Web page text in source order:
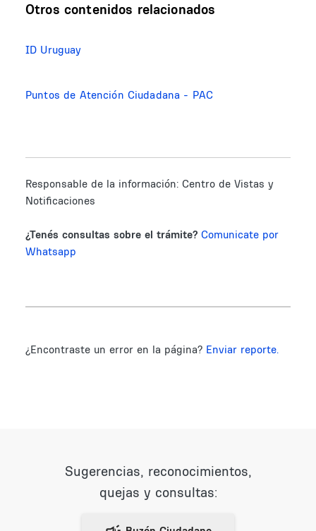
Otros contenidos relacionados
ID Uruguay
Puntos de Atención Ciudadana - PAC
Responsable de la información: Centro de Vistas y
Notificaciones
¿Tenés consultas sobre el trámite? Comunicate por
Whatsapp
¿Encontraste un error en la página? Enviar reporte.
Sugerencias, reconocimientos,
quejas y consultas: